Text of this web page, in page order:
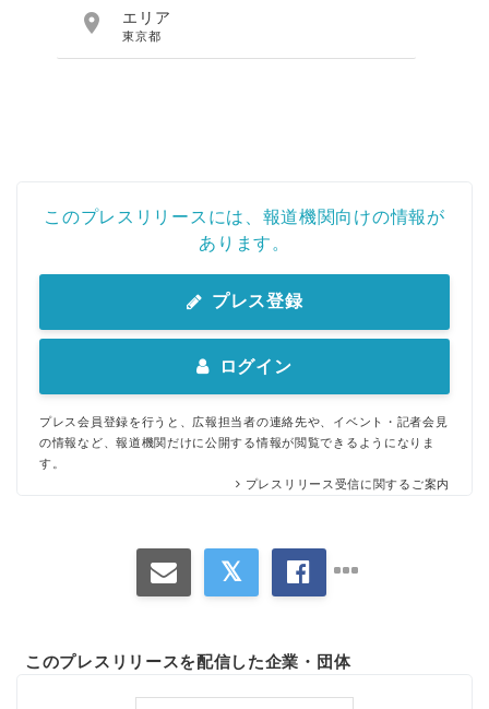
 エリア
東京都
このプレスリリースには、報道機関向けの情報が
あります。
プレス登録
ログイン
プレス会員登録を行うと、広報担当者の連絡先や、イベント・記者会見
の情報など、報道機関だけに公開する情報が閲覧できるようになりま
す。
プレスリリース受信に関するご案内
このプレスリリースを配信した企業・団体